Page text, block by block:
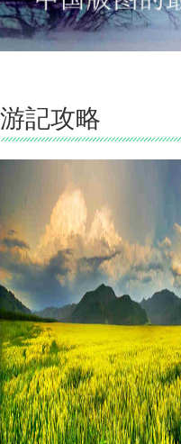
游記攻略